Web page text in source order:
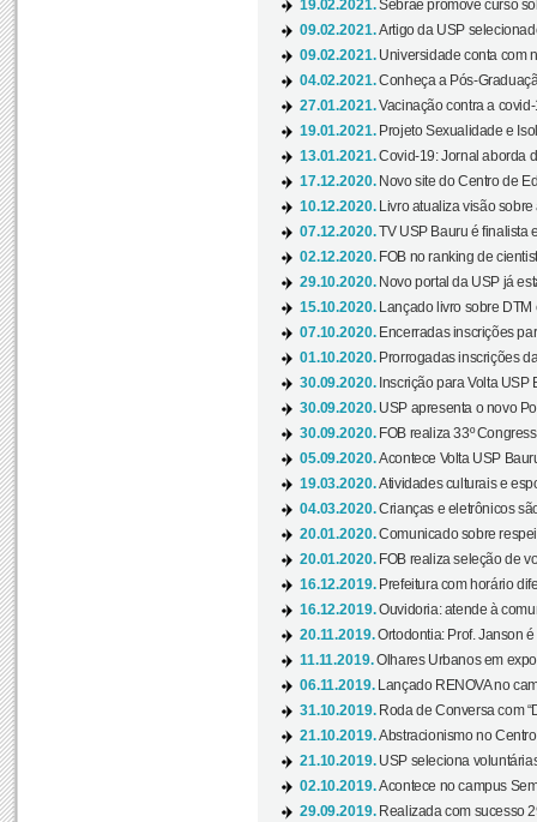
19.02.2021.Sebrae promove curso
09.02.2021.Artigo da USP
09.02.2021. Universidade conta com
04.02.2021.Conheça a Pós-
27.01.2021.Vacinação contra a
19.01.2021. Projeto Sexualidade e
13.01.2021.Covid-19: Jornal aborda
17.12.2020. Novo site do Centro de
10.12.2020.
Livro atualiza visão
07.12.2020.TV USP Bauru é finalista
02.12.2020. FOB no ranking de
29.10.2020. Novo portal da USP já
15.10.2020.
Lançado livro sobre
07.10.2020. Encerradas inscrições
01.10.2020. Prorrogadas inscrições
30.09.2020. Inscrição para Volta USP
30.09.2020. USP apresenta o novo
30.09.2020. FOB realiza 33º
05.09.2020.Acontece Volta USP
19.03.2020.Atividades culturais e
04.03.2020.Crianças e eletrônicos
20.01.2020.Comunicado sobre
20.01.2020. FOB realiza seleção de
16.12.2019. Prefeitura com horário
16.12.2019.Ouvidoria: atende à
20.11.2019.Ortodontia: Prof. Janson
11.11.2019.Olhares Urbanos em
06.11.2019.
Lançado RENOVA no
31.10.2019. Roda de Conversa com
21.10.2019.Abstracionismo no
21.10.2019. USP seleciona
02.10.2019.Acontece no campus
29.09.2019. Realizada com sucesso